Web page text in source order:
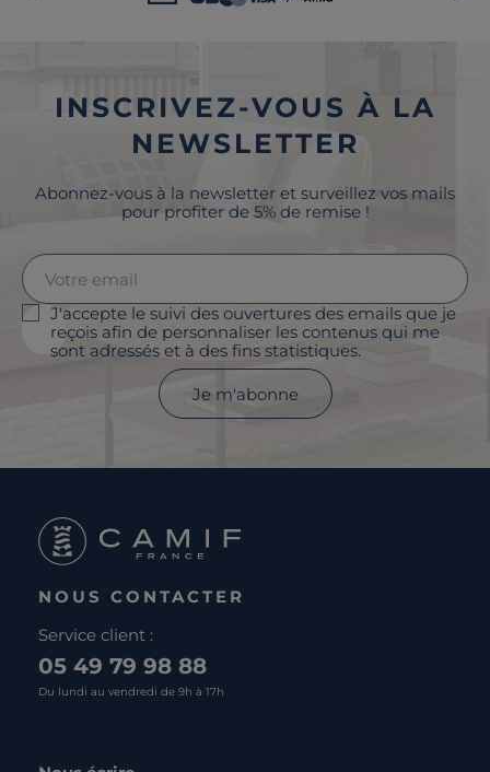
INSCRIVEZ-VOUS À LA
NEWSLETTER
Abonnez-vous à la newsletter et surveillez vos mails
pour profiter de 5% de remise !
J'accepte le suivi des ouvertures des emails que je
reçois afin de personnaliser les contenus qui me
sont adressés et à des fins statistiques.
Je m'abonne
NOUS CONTACTER
Service client :
05 49 79 98 88
Du lundi au vendredi de 9h à 17h